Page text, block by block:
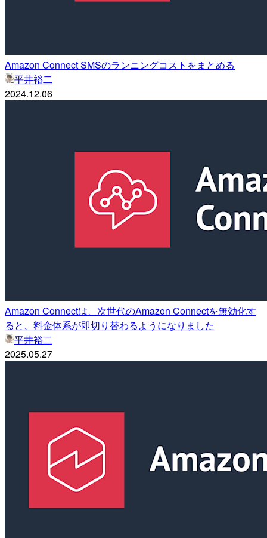
Amazon Connect SMSのランニングコストをまとめる
平井裕二
2024.12.06
Amazon Connectは、次世代のAmazon Connectを無効化す
ると、料金体系が即切り替わるようになりました
平井裕二
2025.05.27